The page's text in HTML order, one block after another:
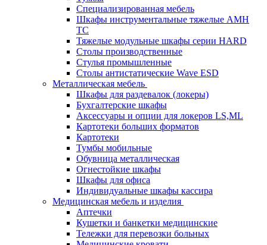
Cпециализированная мебель
Шкафы инструментальные тяжелые AMH
TC
Тяжелые модульные шкафы серии HARD
Столы производственные
Стулья промышленные
Столы антистатические Wave ESD
Металлическая мебель
Шкафы для раздевалок (локеры)
Бухгалтерские шкафы
Аксессуары и опции для локеров LS,ML
Картотеки больших форматов
Картотеки
Тумбы мобильные
Обувница металлическая
Огнестойкие шкафы
Шкафы для офиса
Индивидуальные шкафы кассира
Медицинская мебель и изделия
Аптечки
Кушетки и банкетки медицинские
Тележки для перевозки больных